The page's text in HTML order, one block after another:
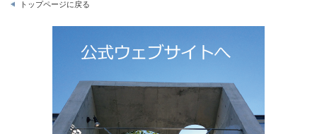
トップページに戻る